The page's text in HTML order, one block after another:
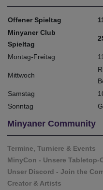
Offener Spieltag
Minyaner Club
Spieltag
Montag-Freitag
Mittwoch
Samstag
Sonntag
Minyaner Community
Termine, Turniere & Events
MinyCon - Unsere Tabletop-
Unser Discord - Join the
Creator & Artists